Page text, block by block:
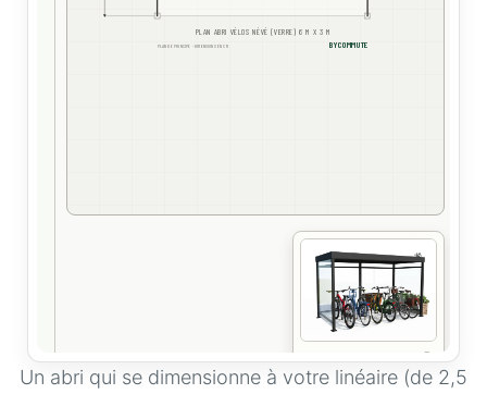
Un abri qui se dimensionne à votre linéaire (de 2,5